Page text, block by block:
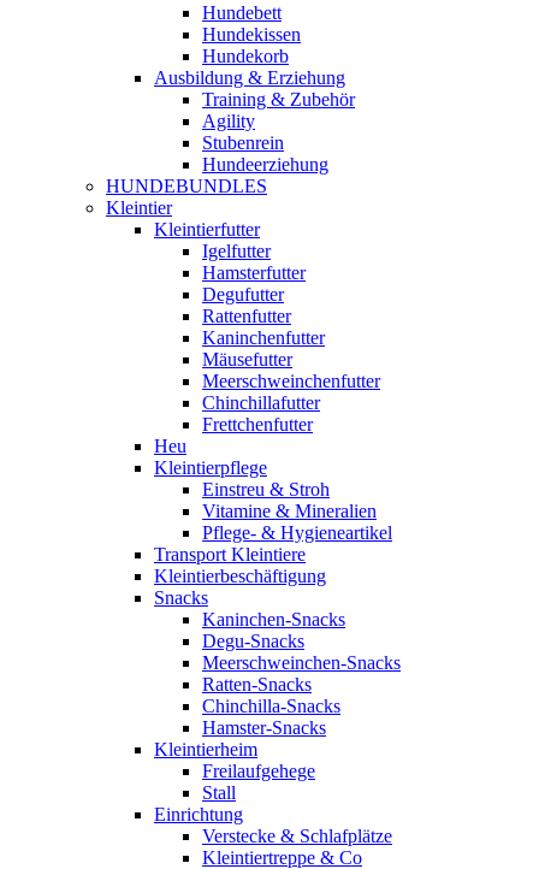
Hundebett
Hundekissen
Hundekorb
Ausbildung & Erziehung
Training & Zubehör
Agility
Stubenrein
Hundeerziehung
HUNDEBUNDLES
Kleintier
Kleintierfutter
Igelfutter
Hamsterfutter
Degufutter
Rattenfutter
Kaninchenfutter
Mäusefutter
Meerschweinchenfutter
Chinchillafutter
Frettchenfutter
Heu
Kleintierpflege
Einstreu & Stroh
Vitamine & Mineralien
Pflege- & Hygieneartikel
Transport Kleintiere
Kleintierbeschäftigung
Snacks
Kaninchen-Snacks
Degu-Snacks
Meerschweinchen-Snacks
Ratten-Snacks
Chinchilla-Snacks
Hamster-Snacks
Kleintierheim
Freilaufgehege
Stall
Einrichtung
Verstecke & Schlafplätze
Kleintiertreppe & Co